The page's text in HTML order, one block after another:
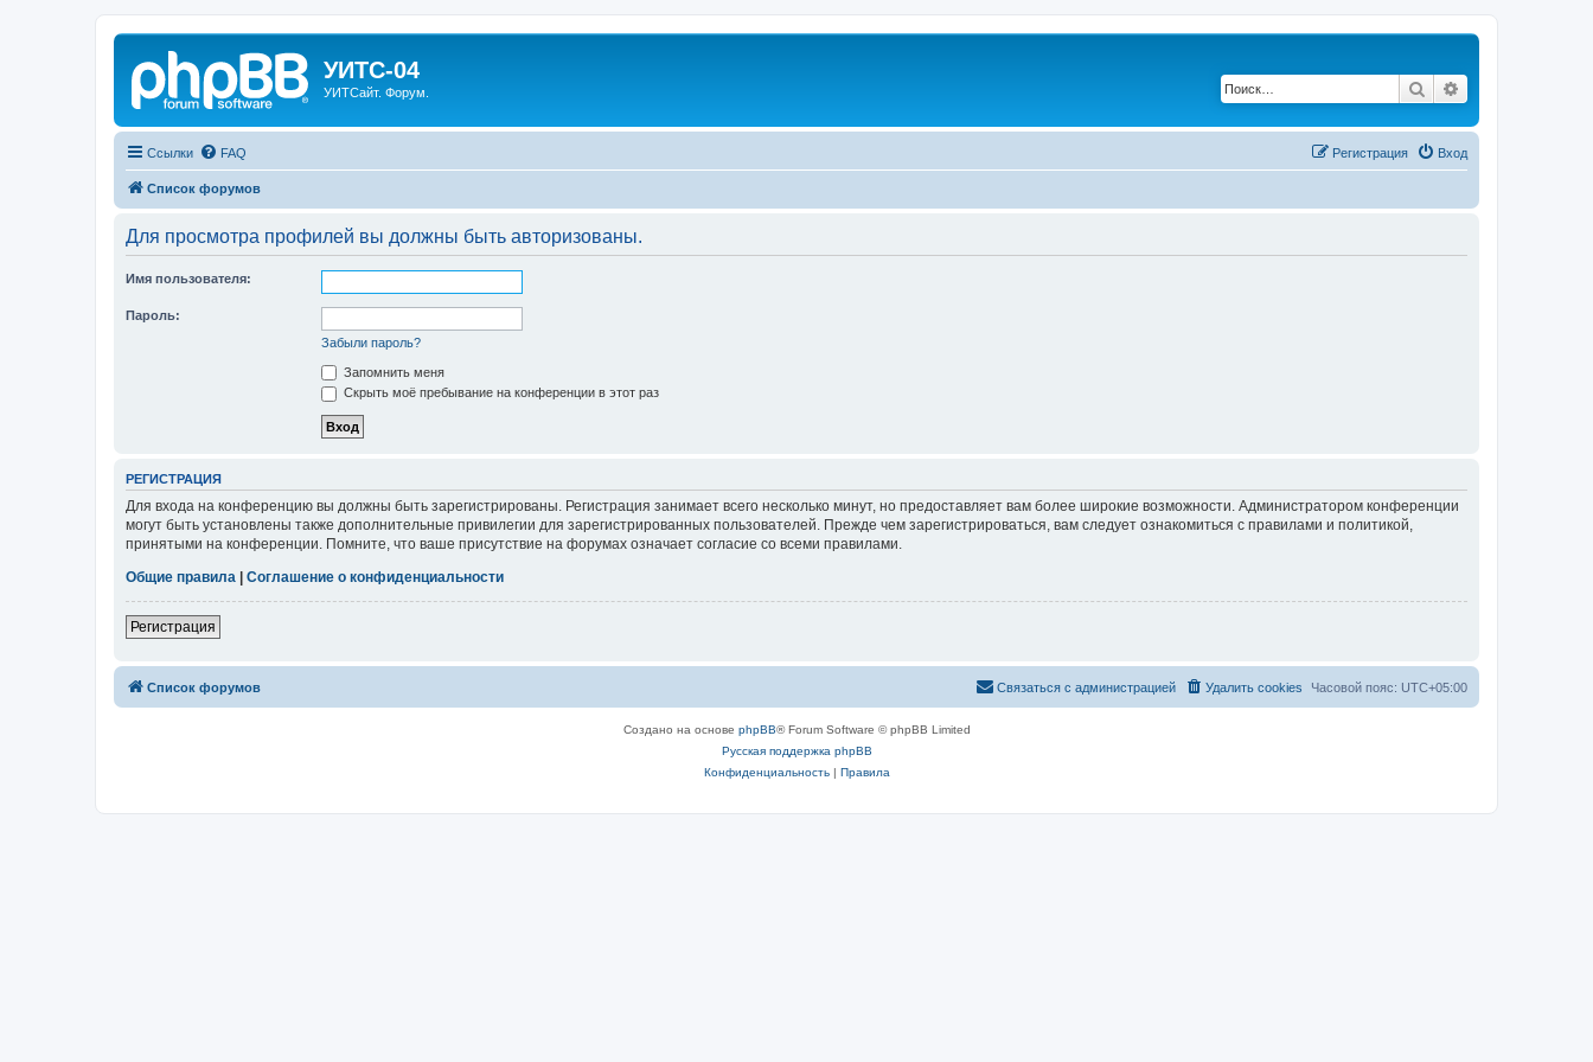
УИТС-04
УИТСайт. Форум. Поиск
Ссылки FAQ Вход
Регистрация
Список форумов
Для просмотра профилей вы должны быть авторизованы.
Имя пользователя:
Пароль:
Забыли пароль?
Запомнить меня
Скрыть моё пребывание на конференции в этот раз
РЕГИСТРАЦИЯ
Для входа на конференцию вы должны быть зарегистрированы. Регистрация занимает всего несколько минут, но предоставляет вам более широкие возможности. Администратором конференции
могут быть установлены также дополнительные привилегии для зарегистрированных пользователей. Прежде чем зарегистрироваться, вам следует ознакомиться с правилами и политикой,
принятыми на конференции. Помните, что ваше присутствие на форумах означает согласие со всеми правилами.
Общие правила
Соглашение о конфиденциальности
Регистрация
Список форумов Часовой пояс: UTC+05:00
Удалить cookies
Связаться с администрацией
Создано на основе phpBB® Forum Software © phpBB Limited
Русская поддержка phpBB
Конфиденциальность| Правила